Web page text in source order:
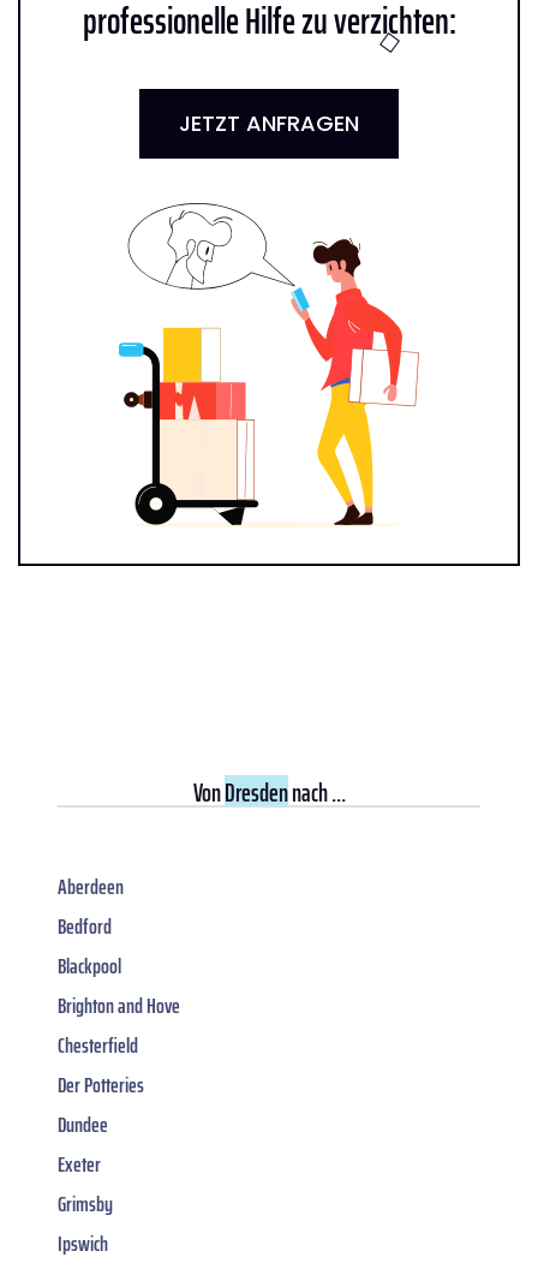
professionelle Hilfe zu verzichten:
JETZT ANFRAGEN
VonDresdennach ...
Aberdeen
Bedford
Blackpool
Brighton and Hove
Chesterfield
Der Potteries
Dundee
Exeter
Grimsby
Ipswich